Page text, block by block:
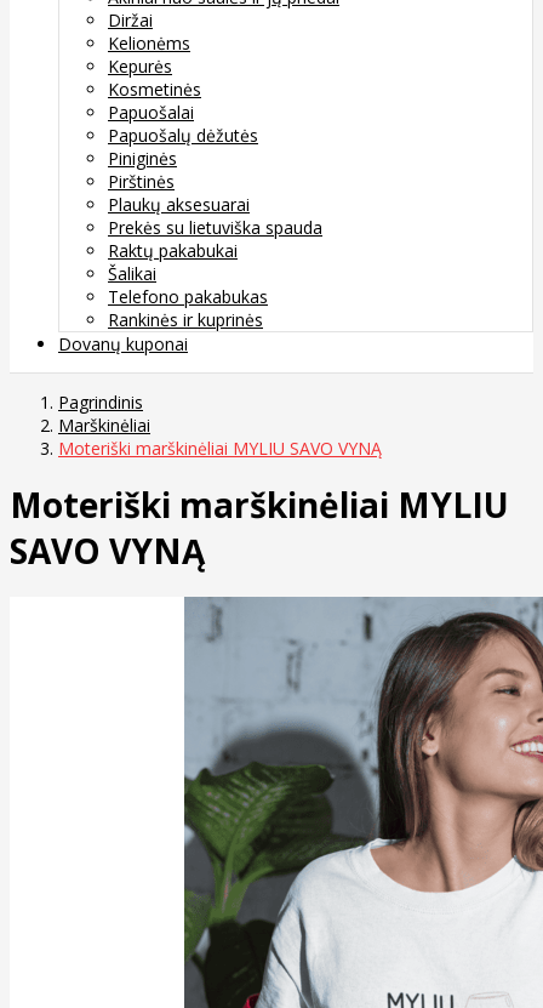
Diržai
Kelionėms
Kepurės
Kosmetinės
Papuošalai
Papuošalų dėžutės
Piniginės
Pirštinės
Plaukų aksesuarai
Prekės su lietuviška spauda
Raktų pakabukai
Šalikai
Telefono pakabukas
Rankinės ir kuprinės
Dovanų kuponai
Pagrindinis
Marškinėliai
Moteriški marškinėliai MYLIU SAVO VYNĄ
Moteriški marškinėliai MYLIU
SAVO VYNĄ